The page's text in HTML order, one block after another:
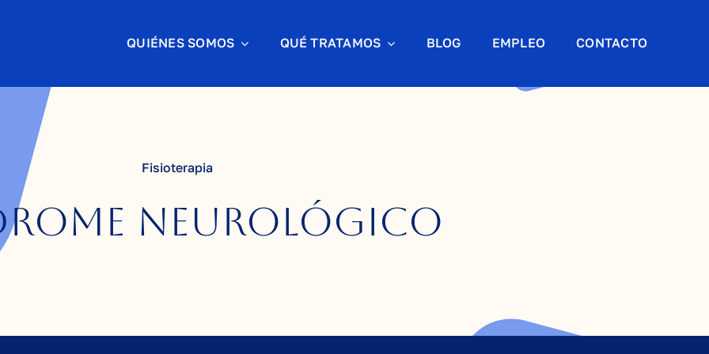
QUIÉNES SOMOS QUÉ TRATAMOS BLOG EMPLEO CONTACTO
Fisioterapia
neurológico